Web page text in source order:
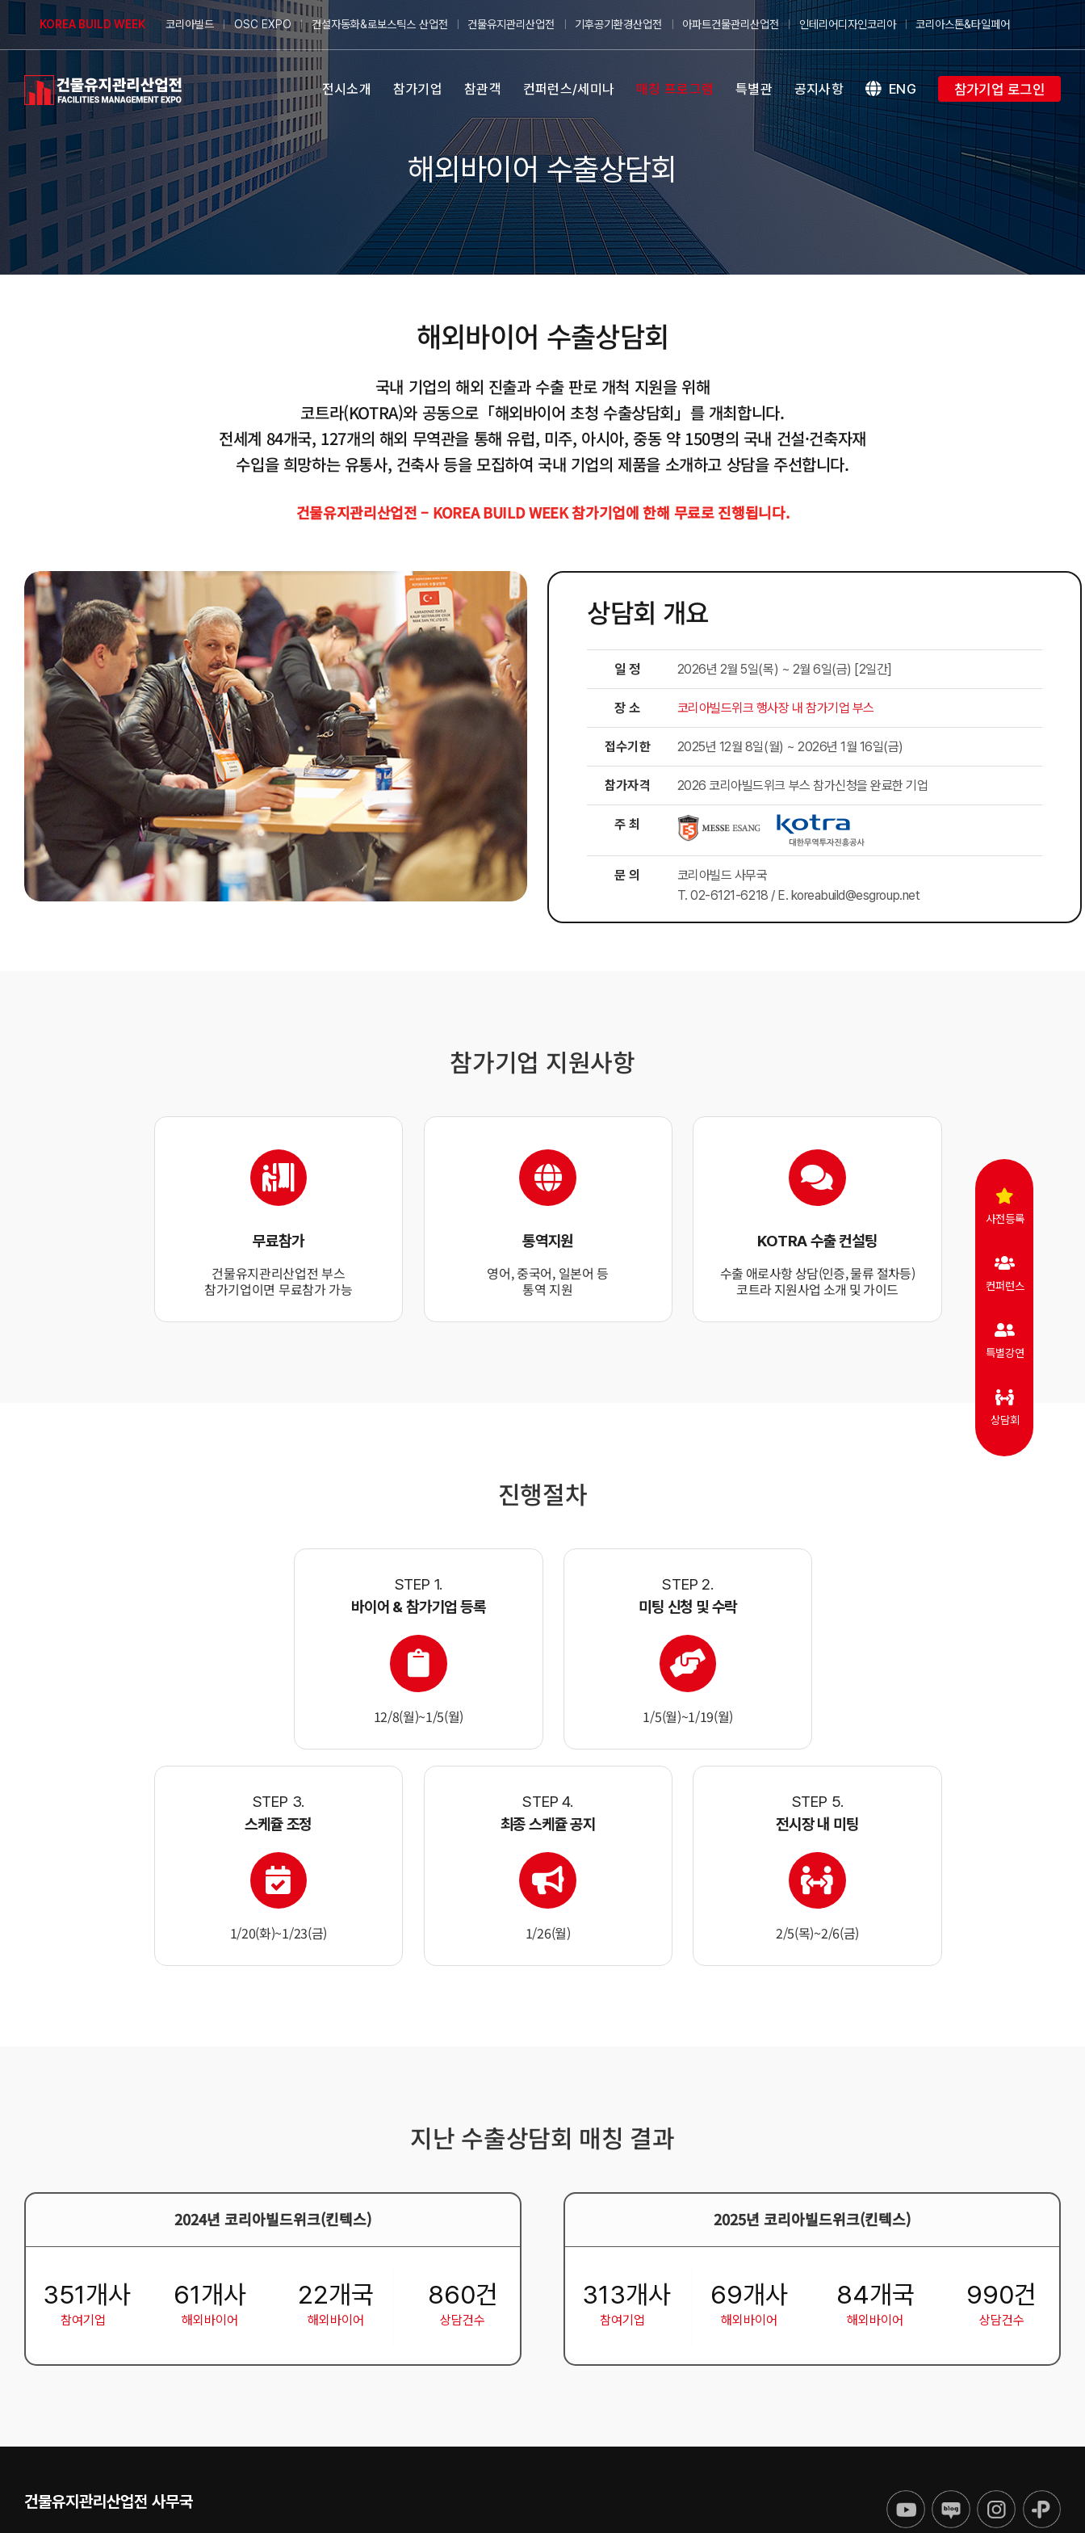
to
content
KOREA BUILD WEEK 코리아빌드 OSC EXPO 건설자동화&로보스틱스 산업전 건물유지관리산업전 기후공기환경산업전 아파트건물관리산업전 인테리어디자인코리아 코리아스톤&타일페어
전시소개 참가기업 참관객 컨퍼런스/세미나 매칭 프로그램 특별관 공지사항 ENG 참가기업 로그인
해외바이어 수출상담회
해외바이어 수출상담회
국내 기업의 해외 진출과 수출 판로 개척 지원을 위해
코트라(KOTRA)와 공동으로「해외바이어 초청 수출상담회」를 개최합니다.
전세계 84개국, 127개의 해외 무역관을 통해 유럽, 미주, 아시아, 중동 약 150명의 국내 건설·건축자재
수입을 희망하는 유통사, 건축사 등을 모집하여 국내 기업의 제품을 소개하고 상담을 주선합니다.
건물유지관리산업전 – KOREA BUILD WEEK 참가기업에 한해 무료로 진행됩니다.
상담회 개요
일 정 2026년 2월 5일(목) ~ 2월 6일(금) [2일간]
장 소 코리아빌드위크 행사장 내 참가기업 부스
접수기한 2025년 12월 8일(월) ~ 2026년 1월 16일(금)
참가자격 2026 코리아빌드위크 부스 참가신청을 완료한 기업
주 최
문 의
코리아빌드 사무국
T. 02-6121-6218 / E. koreabuild@esgroup.net
참가기업 지원사항
무료참가
건물유지관리산업전 부스
참가기업이면 무료참가 가능
통역지원
영어, 중국어, 일본어 등
통역 지원
KOTRA 수출 컨설팅
수출 애로사항 상담(인증, 물류 절차등)
코트라 지원사업 소개 및 가이드
진행절차
STEP 1.
바이어 & 참가기업 등록
12/8(월)~1/5(월)
STEP 2.
미팅 신청 및 수락
1/5(월)~1/19(월)
STEP 3.
스케쥴 조정
1/20(화)~1/23(금)
STEP 4.
최종 스케쥴 공지
1/26(월)
STEP 5.
전시장 내 미팅
2/5(목)~2/6(금)
지난 수출상담회 매칭 결과
2024년 코리아빌드위크(킨텍스)
351개사
참여기업
61개사
해외바이어
22개국
해외바이어
860건
상담건수
2025년 코리아빌드위크(킨텍스)
313개사
참여기업
69개사
해외바이어
84개국
해외바이어
990건
상담건수
사전등록
컨퍼런스
특별강연
상담회
건물유지관리산업전 사무국